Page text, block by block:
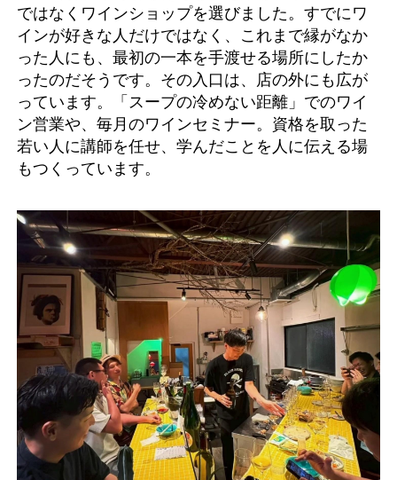
ではなくワインショップを選びました。すでにワ
インが好きな人だけではなく、これまで縁がなか
った人にも、最初の一本を手渡せる場所にしたか
ったのだそうです。その入口は、店の外にも広が
っています。「スープの冷めない距離」でのワイ
ン営業や、毎月のワインセミナー。資格を取った
若い人に講師を任せ、学んだことを人に伝える場
もつくっています。